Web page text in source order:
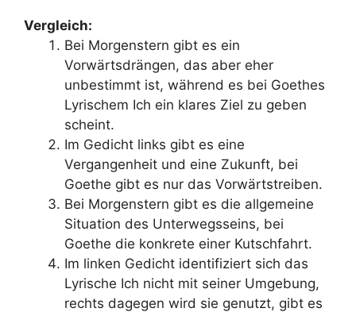
Vergleich:
Bei Morgenstern gibt es ein
Vorwärtsdrängen, das aber eher
unbestimmt ist, während es bei Goethes
Lyrischem Ich ein klares Ziel zu geben
scheint.
Im Gedicht links gibt es eine
Vergangenheit und eine Zukunft, bei
Goethe gibt es nur das Vorwärtstreiben.
Bei Morgenstern gibt es die allgemeine
Situation des Unterwegsseins, bei
Goethe die konkrete einer Kutschfahrt.
Im linken Gedicht identifiziert sich das
Lyrische Ich nicht mit seiner Umgebung,
rechts dagegen wird sie genutzt, gibt es